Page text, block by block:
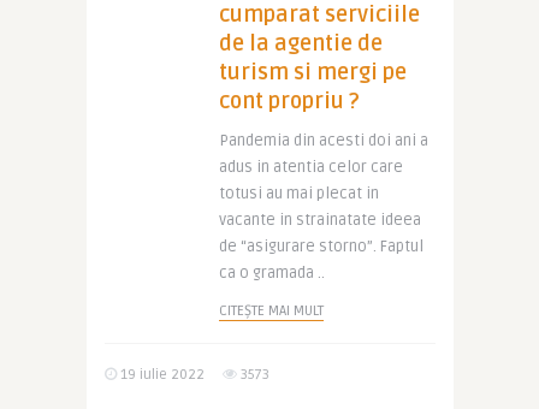
cumparat serviciile
de la agentie de
turism si mergi pe
cont propriu ?
Pandemia din acesti doi ani a
adus in atentia celor care
totusi au mai plecat in
vacante in strainatate ideea
de “asigurare storno”. Faptul
ca o gramada ..
CITEȘTE MAI MULT
19 iulie 2022 3573